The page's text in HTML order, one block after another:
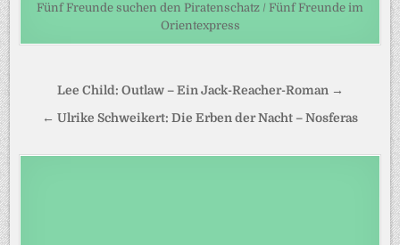
Fünf Freunde suchen den Piratenschatz / Fünf Freunde im
Orientexpress
Beitragsnavigation
Lee Child: Outlaw – Ein Jack-Reacher-Roman →
← Ulrike Schweikert: Die Erben der Nacht – Nosferas